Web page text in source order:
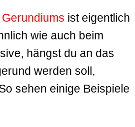
Gerundiums ist eigentlich
wie auch beim
hängst du an das
werden soll,
sehen einige Beispiele